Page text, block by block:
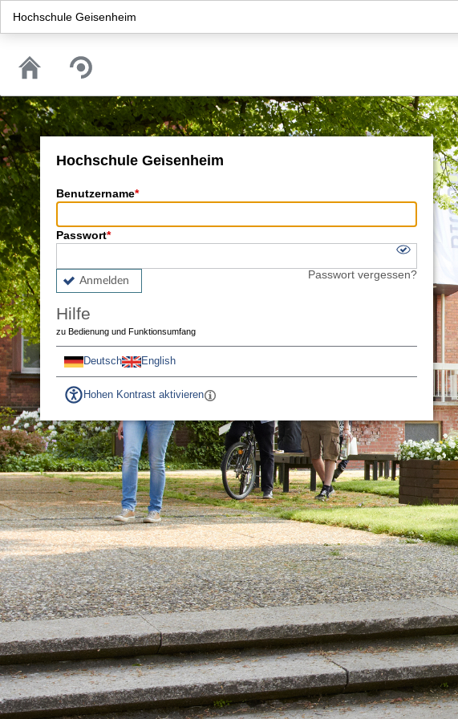
Hochschule Geisenheim
Hochschule Geisenheim
Benutzername
Passwort
Anmelden Passwort vergessen?
Hilfe
zu Bedienung und Funktionsumfang
Deutsch English
Hohen Kontrast aktivieren